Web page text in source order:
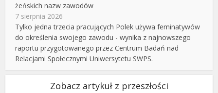
żeńskich nazw zawodów
7 sierpnia 2026
Tylko jedna trzecia pracujących Polek używa feminatywów
do określenia swojego zawodu - wynika z najnowszego
raportu przygotowanego przez Centrum Badań nad
Relacjami Społecznymi Uniwersytetu SWPS.
Zobacz artykuł z przeszłości